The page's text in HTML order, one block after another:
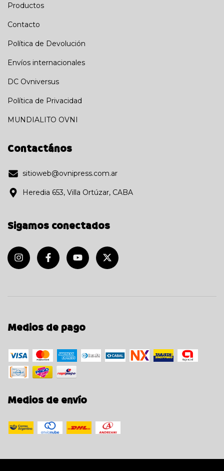
Productos
Contacto
Política de Devolución
Envíos internacionales
DC Ovniversus
Política de Privacidad
MUNDIALITO OVNI
Contactános
sitioweb@ovnipress.com.ar
Heredia 653, Villa Ortúzar, CABA
Sigamos conectados
Medios de pago
Medios de envío